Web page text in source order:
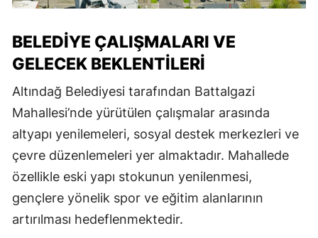
BELEDIYE ÇALIŞMALARI VE
GELECEK BEKLENTILERI
Altındağ Belediyesi tarafından Battalgazi
Mahallesi’nde yürütülen çalışmalar arasında
altyapı yenilemeleri, sosyal destek merkezleri ve
çevre düzenlemeleri yer almaktadır. Mahallede
özellikle eski yapı stokunun yenilenmesi,
gençlere yönelik spor ve eğitim alanlarının
artırılması hedeflenmektedir.